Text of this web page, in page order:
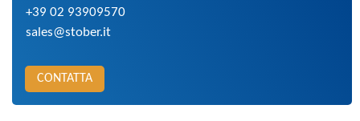
+39 02 93909570
sales@stober.it
CONTATTA